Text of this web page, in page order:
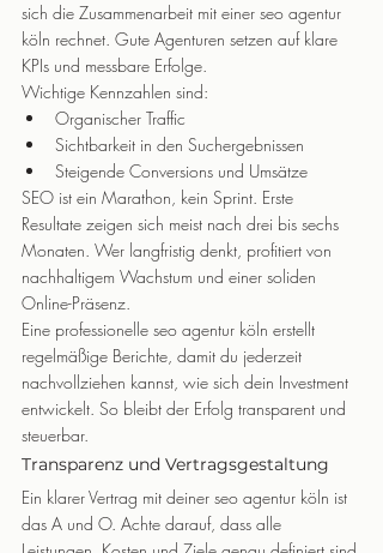
sich die Zusammenarbeit mit einer seo agentur
köln rechnet. Gute Agenturen setzen auf klare
KPIs und messbare Erfolge.
Wichtige Kennzahlen sind:
Organischer Traffic
Sichtbarkeit in den Suchergebnissen
Steigende Conversions und Umsätze
SEO ist ein Marathon, kein Sprint. Erste
Resultate zeigen sich meist nach drei bis sechs
Monaten. Wer langfristig denkt, profitiert von
nachhaltigem Wachstum und einer soliden
Online-Präsenz.
Eine professionelle seo agentur köln erstellt
regelmäßige Berichte, damit du jederzeit
nachvollziehen kannst, wie sich dein Investment
entwickelt. So bleibt der Erfolg transparent und
steuerbar.
Transparenz und Vertragsgestaltung
Ein klarer Vertrag mit deiner seo agentur köln ist
das A und O. Achte darauf, dass alle